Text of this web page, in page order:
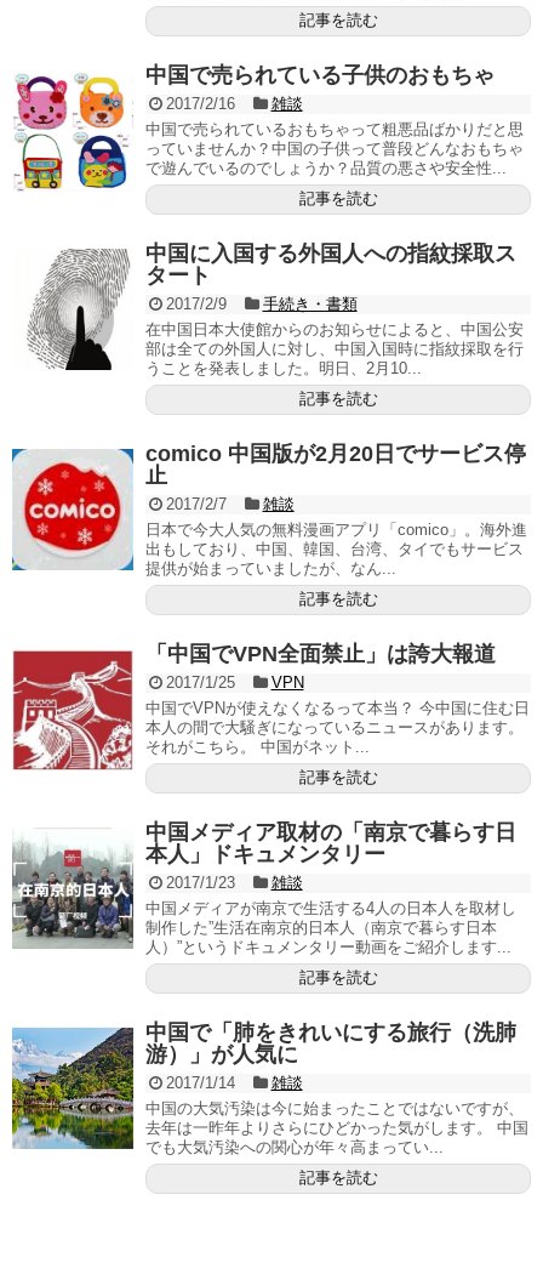
記事を読む
中国で売られている子供のおもちゃ
2017/2/16
雑談
中国で売られているおもちゃって粗悪品ばかりだと思
っていませんか？中国の子供って普段どんなおもちゃ
で遊んでいるのでしょうか？品質の悪さや安全性...
記事を読む
中国に入国する外国人への指紋採取ス
タート
2017/2/9
手続き・書類
在中国日本大使館からのお知らせによると、中国公安
部は全ての外国人に対し、中国入国時に指紋採取を行
うことを発表しました。明日、2月10...
記事を読む
comico 中国版が2月20日でサービス停
止
2017/2/7
雑談
日本で今大人気の無料漫画アプリ「comico」。海外進
出もしており、中国、韓国、台湾、タイでもサービス
提供が始まっていましたが、なん...
記事を読む
「中国でVPN全面禁止」は誇大報道
2017/1/25
VPN
中国でVPNが使えなくなるって本当？ 今中国に住む日
本人の間で大騒ぎになっているニュースがあります。
それがこちら。 中国がネット...
記事を読む
中国メディア取材の「南京で暮らす日
本人」ドキュメンタリー
2017/1/23
雑談
中国メディアが南京で生活する4人の日本人を取材し
制作した”生活在南京的日本人（南京で暮らす日本
人）”というドキュメンタリー動画をご紹介します...
記事を読む
中国で「肺をきれいにする旅行（洗肺
游）」が人気に
2017/1/14
雑談
中国の大気汚染は今に始まったことではないですが、
去年は一昨年よりさらにひどかった気がします。 中国
でも大気汚染への関心が年々高まってい...
記事を読む